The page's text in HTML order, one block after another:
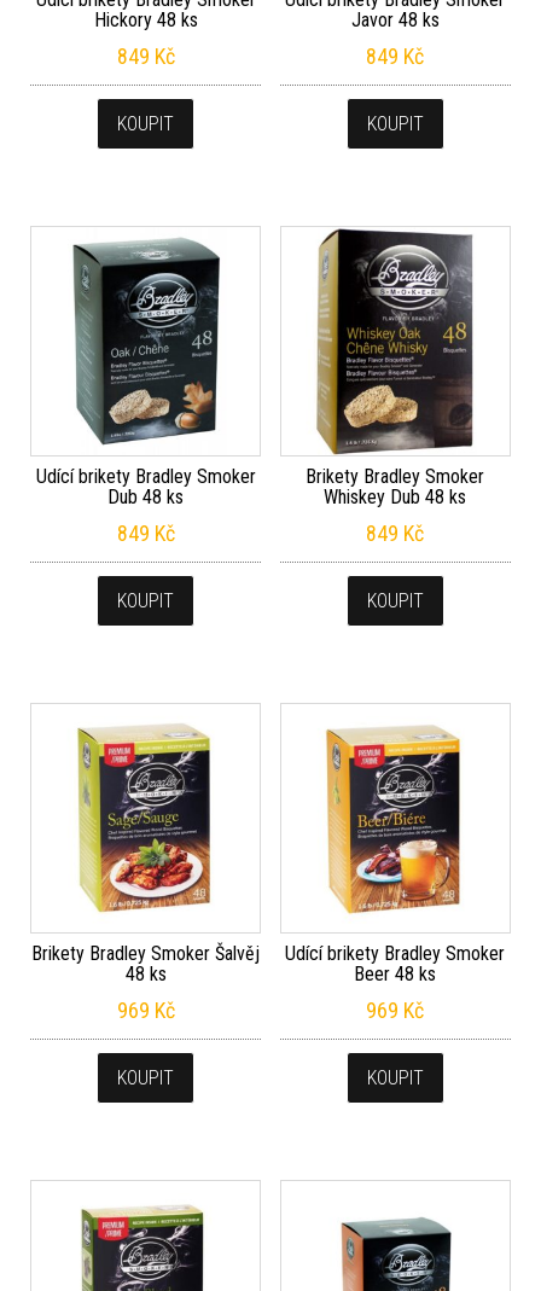
Hickory 48 ks
849 Kč
KOUPIT
Javor 48 ks
849 Kč
KOUPIT
Udící brikety Bradley Smoker
Dub 48 ks
849 Kč
KOUPIT
Brikety Bradley Smoker
Whiskey Dub 48 ks
849 Kč
KOUPIT
Brikety Bradley Smoker Šalvěj
48 ks
969 Kč
KOUPIT
Udící brikety Bradley Smoker
Beer 48 ks
969 Kč
KOUPIT